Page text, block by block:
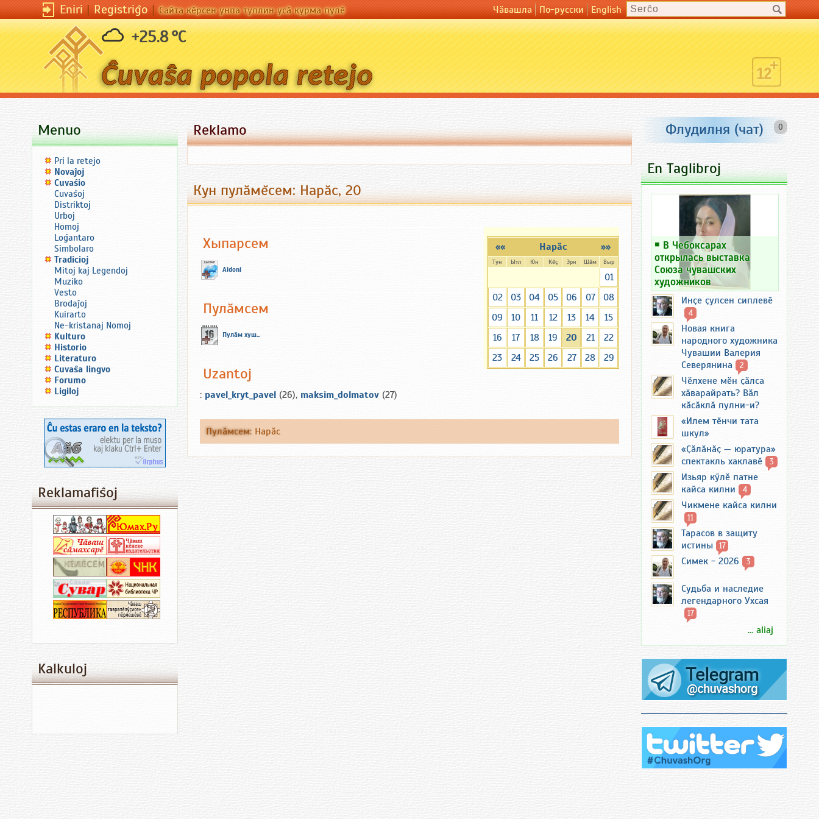
Eniri|Registriĝo|Сайта кӗрсен унпа туллин усӑ курма пулӗ Чӑвашла По-русски English
+25.8 °C
Reklamo
Кун пулăмĕсем: Нарăс, 20
»»
«« Нарăс
Тун Ытл Юн Кĕç Эрн Шăм Выр
01
02
03 04 05 06 07
08
09
10 11 12 13 14
15
16
17 18 19 20 21
22
23
24 25 26 27 28 29
Хыпарсем
Aldoni
Пулăмсем
Пулăм хуш...
Uzantoj
: pavel_kryt_pavel (26), maksim_dolmatov (27)
Пулăмсем: Нарăс
Menuo
Pri la retejo
Novaĵoj
Ĉuvaŝio
Ĉuvaŝoj
Distriktoj
Urboj
Homoj
Loĝantaro
Simbolaro
Tradicioj
Mitoj kaj Legendoj
Muziko
Vesto
Brodaĵoj
Kuirarto
Ne-kristanaj Nomoj
Kulturo
Historio
Literaturo
Ĉuvaŝa lingvo
Forumo
Ligiloj
Reklamafiŝoj
Kalkuloj
0
Флудилня (чат)
En Taglibroj
￭ В Чебоксарах
открылась выставка
Союза чувашских
художников
Инҫе ҫулсен сиплевӗ
4
Новая книга
народного художника
Чувашии Валерия
Северянина
2
Чӗлхене мӗн ҫӑлса
хӑварайрать? Вӑл
кӑсӑклӑ пулни-и?
«Илем тӗнчи тата
шкул»
«Ҫӑлӑнӑҫ — юратура»
спектакль хаклавӗ
3
Изьяр кӳлӗ патне
кайса килни
4
Чикмене кайса килни
11
Тарасов в защиту
истины 17
Симек - 2026 3
Судьба и наследие
легендарного Ухсая
17
... aliaj